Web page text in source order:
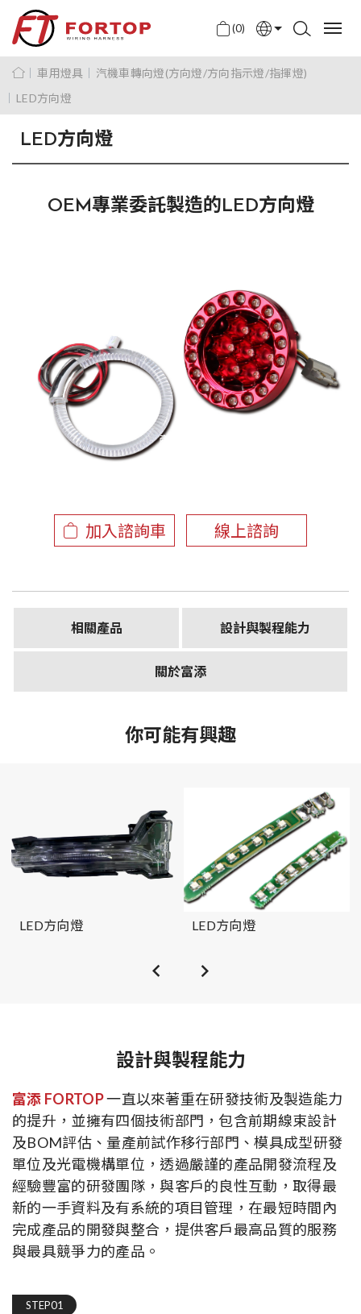
(0)
English
車用燈具
汽機車轉向燈(方向燈/方向指示燈/指揮燈)
LED方向燈
LED方向燈
OEM專業委託製造的LED方向燈
產品資訊
加入諮詢車 線上諮詢
相關產品 設計與製程能力
關於富添
你可能有興趣
LED方向燈 LED方向燈
設計與製程能力
富添 FORTOP一直以來著重在研發技術及製造能力
的提升，並擁有四個技術部門，包含前期線束設計
及BOM評估、量產前試作移行部門、模具成型研發
單位及光電機構單位，透過嚴謹的產品開發流程及
經驗豐富的研發團隊，與客戶的良性互動，取得最
新的一手資料及有系統的項目管理，在最短時間內
完成產品的開發與整合，提供客戶最高品質的服務
與最具競爭力的產品。
STEP01